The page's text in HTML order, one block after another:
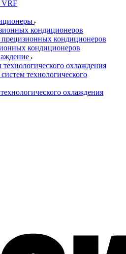
VRF
кондиционеров
кондиционеров
кондиционеров
охлаждения
технологического
охлаждения